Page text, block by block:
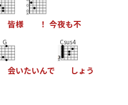
皆様 ！ 今夜も不
G
会いたいんで
Csus4
しょ う